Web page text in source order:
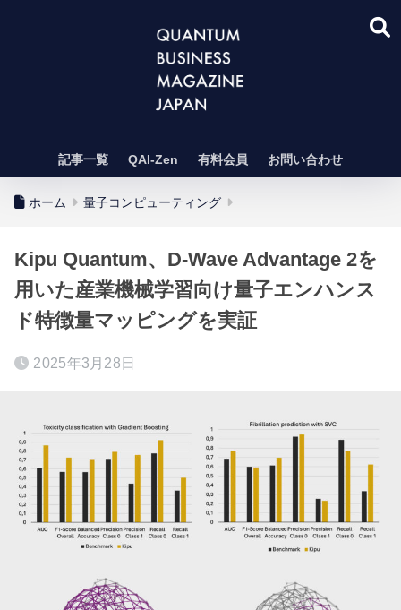
記事一覧 QAI-Zen 有料会員 お問い合わせ
ホーム 量子コンピューティング
Kipu Quantum、D-Wave Advantage 2を
用いた産業機械学習向け量子エンハンス
ド特徴量マッピングを実証
2025年3月28日